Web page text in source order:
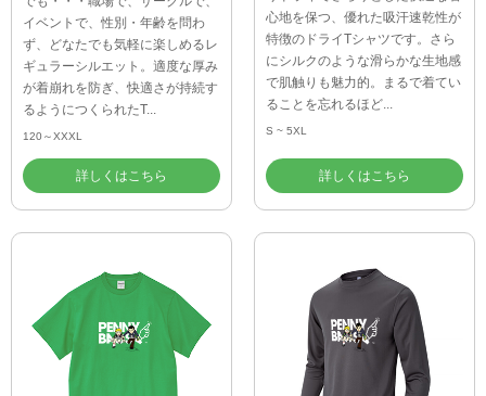
イベントで、性別・年齢を問わ
ず、どなたでも気軽に楽しめるレ
ギュラーシルエット。適度な厚み
が着崩れを防ぎ、快適さが持続す
るようにつくられたT...
120～XXXL
詳しくはこちら
心地を保つ、優れた吸汗速乾性が
特徴のドライTシャツです。さら
にシルクのような滑らかな生地感
で肌触りも魅力的。まるで着てい
ることを忘れるほど...
S ~ 5XL
詳しくはこちら